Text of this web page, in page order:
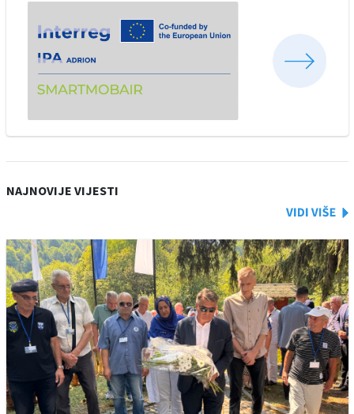
NAJNOVIJE VIJESTI